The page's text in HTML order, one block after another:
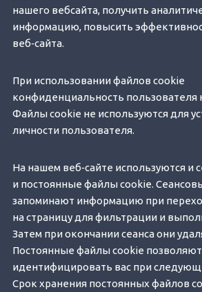
нашего вебсайта, получить
информацию, повысить
веб‐сайта.
При использовании файлов cookie
конфиденциальность пользователя
Файлы cookie не используются для
личности пользователя.
На нашем веб‐сайте используются и
и постоянные файлы cookie.
запоминают информацию при
на страницу для фильтрации и
Затем при окончании сеанса они
Постоянные файлы cookie позволяют
идентифицировать вас при
Срок хранения постоянных файлов